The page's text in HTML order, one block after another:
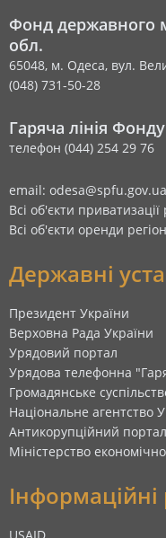
Фонд державного
обл.
65048, м. Одеса, вул.
(048) 731-50-28
Гаряча лінія
телефон (044) 254 29 76
email: odesa@spfu.gov.ua
Всі об'єкти приватизації
Всі об'єкти оренди
Державні
Президент України
Верховна Рада України
Урядовий портал
Урядова телефонна
Громадянське
Національне агентство
Антикорупційний портал
Міністерство
Інформаційні